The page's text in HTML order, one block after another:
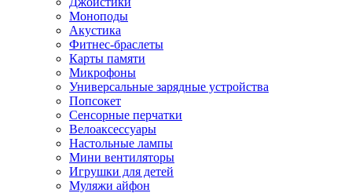
Моноподы
Акустика
Фитнес-браслеты
Карты памяти
Микрофоны
Универсальные зарядные устройства
Попсокет
Сенсорные перчатки
Велоаксессуары
Настольные лампы
Мини вентиляторы
Игрушки для детей
Муляжи айфон